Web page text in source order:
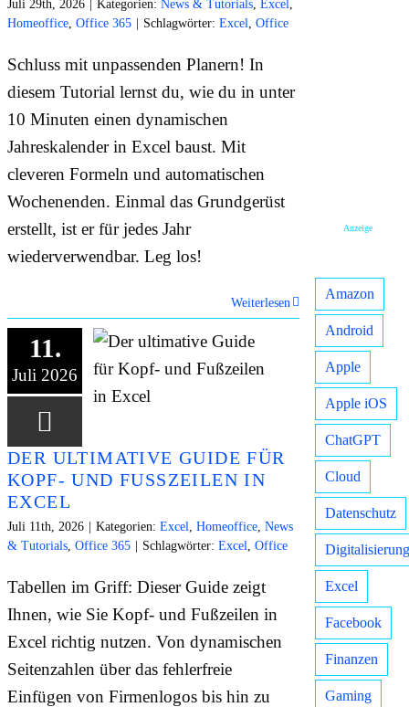
Juli 29th, 2026 Kategorien: News & Tutorials Excel
Homeoffice Office 365 Schlagwörter: Excel Office
Schluss mit unpassenden Planern! In
diesem Tutorial lernst du, wie du in unter
10 Minuten einen dynamischen
Jahreskalender in Excel baust. Mit
cleveren Formeln und automatischen
Wochenenden. Einmal das Grundgerüst
erstellt, ist er für jedes Jahr
wiederverwendbar. Leg los!
Weiterlesen
11.
Juli 2026
DER ULTIMATIVE GUIDE FÜR
KOPF- UND FUSSZEILEN IN E
XCEL
Juli 11th, 2026 Kategorien: Excel Homeoffice News
& Tutorials Office 365 Schlagwörter: Excel Office
Tabellen im Griff: Dieser Guide zeigt
Ihnen, wie Sie Kopf- und Fußzeilen in
Excel richtig nutzen. Von dynamischen
Seitenzahlen über das fehlerfreie
Einfügen von Firmenlogos bis hin zu
Anzeige
Amazon
Android
Apple
Apple iOS
ChatGPT
Cloud
Datenschutz
Digitalisierung
Excel
Facebook
Finanzen
Gaming